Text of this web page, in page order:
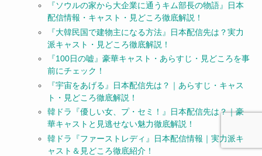
『ソウルの家から大企業に通うキム部長の物語』日本
配信情報・キャスト・見どころ徹底解説！
『大韓民国で建物主になる方法』日本配信先は？実力
派キャスト・見どころ徹底解説！
『100日の嘘』豪華キャスト・あらすじ・見どころを事
前にチェック！
『宇宙をあげる』日本配信先は？｜あらすじ・キャス
ト・見どころ徹底解説！
韓ドラ『優しい女、プ・セミ！』日本配信先は？｜豪
華キャストと見逃せない魅力徹底解説！
韓ドラ『ファーストレディ』日本配信情報｜実力派キ
ャスト＆見どころ徹底紹介！